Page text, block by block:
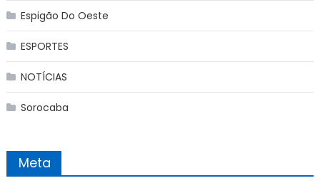
Espigão Do Oeste
ESPORTES
NOTÍCIAS
Sorocaba
Meta